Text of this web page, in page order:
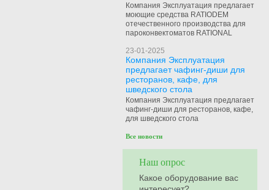
Компания Эксплуатация предлагает
моющие средства RATIODEM
отечественного производства для
пароконвектоматов RATIONAL
23-01-2025
Компания Эксплуатация
предлагает чафинг-диши для
ресторанов, кафе, для
шведского стола
Компания Эксплуатация предлагает
чафинг-диши для ресторанов, кафе,
для шведского стола
Все новости
Наш опрос
Какое оборудование вас